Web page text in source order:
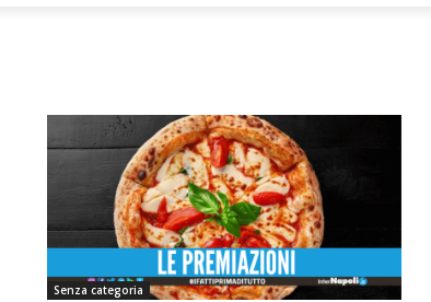
Senza categoria